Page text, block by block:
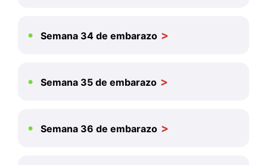
Semana 34 de embarazo
Semana 35 de embarazo
Semana 36 de embarazo